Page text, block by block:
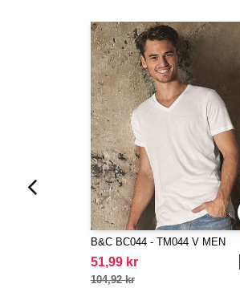
B&C BC044 - TM044 V MEN
51,99 kr
104,92 kr